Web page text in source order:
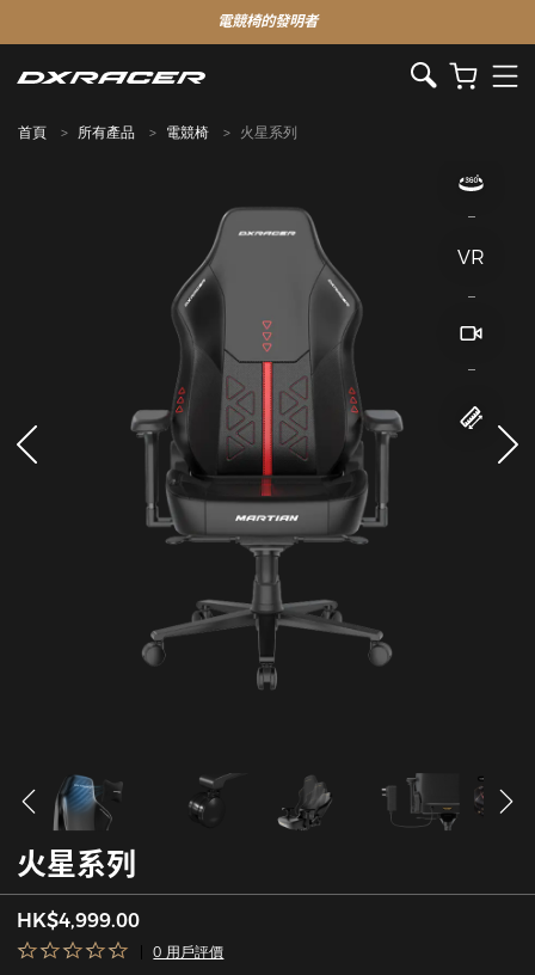
電競椅的發明者
首頁 所有產品 電競椅 火星系列
VR
火星系列
HK$4,999.00
0 用戶評價